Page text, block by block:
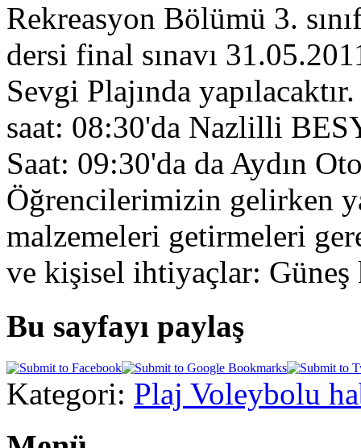
Rekreasyon Bölümü 3.
dersi final sınavı
Sevgi Plajında
saat: 08:30'da Nazlilli
Saat: 09:30'da da Aydın
Öğrencilerimizin gelirken
malzemeleri getirmeleri
ve kişisel ihtiyaçlar: Güneş
Bu sayfayı paylaş
Kategori: Plaj Voleybolu